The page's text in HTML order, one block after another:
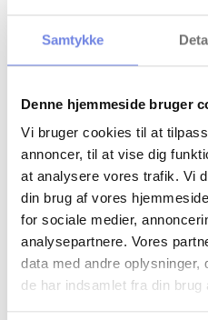
Samtykke
Denne hjemmeside bruger
Vi bruger cookies til at
annoncer, til at vise dig
at analysere vores trafik. Vi
din brug af vores
for sociale medier,
analysepartnere. Vores
data med andre oplysninger,
de har indsamlet fra din brug
processen '
- Se hvor i processen
- Gennemføre
forbedret
Dennye version
kunder fra midten af
Har I spørgsmål til
ønsker en
funktioner, er I altid
kontakte os på
secure.com.